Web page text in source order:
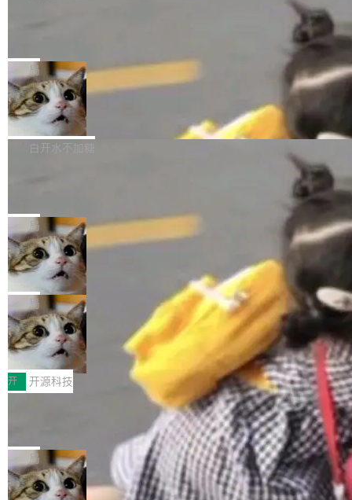
质的最低采样率）的音频格式将被拒绝 修复了 C
SS 圆角虚线样式中可能存在的问题 如果表单中
的图像元素不在同一个子树中，则它们将不再关
联 加...
最强的若干项。对于尚未正式发版的 PG 19，则
通过拉取过去一年内（从 PG 18 Beta1 时间点
至今）的所有 commit，同样交由 AI 分析提炼。
经过人工复核，准确度令人满意。这一方法也为
社区爱好者提供了高效跟踪新版本的思路。
维护工作一直与我的日常工作、家务、社交生活
和休闲娱乐竞争时间。" 这是 libexpat 维护者 S
ebastian Pipping 写在博客里的话。8 月 4 日，
他宣布了一个新消息：从 2026 年 8 月 1 日起，
他可以全职维护 libexpat 了，最长 6 个月。发
库之一。你的操作系统、浏览器、无数的基础设
施软件，很可能都在用它。而过去十年，维护它
的人一直在用业余...
局
Firefox 153.0.3 发布
Firefox 153.0.3 现已发布，具体更新内容如
下： New Smart Window 包含多项增强功能：
gi?id=2019042">Bug&nbsp;2019042</a>）</l
i> <li>现在，助手可以直接使用 Exa 的网络搜索
结果回答问题，而无需将问题转交给搜索引擎。
（<a href="https://bugzilla.mozilla.org/show_
bug.cgi?id=204...
白开水不加糖
的 npm 包。项目的核心论点是：容器不适合 Ag
ent 计算。真正适合的，是 Isolate。 Cloudflare
工程师在这件事上没什么可谦虚的——他们用 W
orkers 跑了十年 Isolate。用 CEO Matthew Pri
nce 的话说：「我们一生都在用 Isolate 运行代
码，而 AI Agent 不需要容器，它们需要的是 Iso
late。」 容器为什么不合适 容器的问题在于启动
和销毁都太重了。一个 Agent 要执行的任务可能
只需要几毫秒的 CPU 时间，但容器从冷启动到
就绪要花数秒。如果未来有十...
局
OpenAI 公开邮件和聊天记录回应苹果
诉讼，称“Apple is getting this wron
g”
上个月，苹果一纸诉状把 OpenAI 告上法庭，指
控其挖角苹果前员工并窃取商业秘密。苹果的诉
状把 OpenAI 描述成一个系统性地从前东家挖
人、套取机密信息的对手。 OpenAI 没发律师
函，也没选择庭外沉默。它在官网贴了一篇博
文，标题只有六个字：Apple is getting this wro
ng。 然后，它把邮件往来和 iMessage 聊天记
录全贴了出来。 他发错人了 苹果外部律师 Gabr
iel Gross 来自 Weil 律所，2 月 23 日下午 5:53
给 OpenAI 总法律顾问 Che Chang 发了封邮
件，附了一封长信，要求 OpenAI 配合调查前苹
果员工带走机密信...
局
HUAWEI MatePad Edge上架WorkBu
ddy鸿蒙PC版，说话就能干活的AI办公
搭子
全能AI工作台WorkBuddy鸿蒙PC版上架HUAWE
I MatePad Edge应用市场，直接下载即可使
用，与鸿蒙电脑上的体验一致。值得一提的是，
这是目前市面上唯一支持平板接入WorkBuddy P
C版的产品，搭载“人机双写”重磅功能——你写
你的，AI写AI的，同屏协作互不干扰。一句话让
AI帮你干活，现在开启全新体验！ 温馨提示：
体验WorkBuddy鸿蒙PC版前，请将 HUAWEI M
开 开源科技
FFmpeg 9.0 发布：代号“Lei”，以此纪
全球知名开源多媒体框架 FFmpeg 今天正式发
布了 9.0 版本。这个版本除了带来新一代音视频
处理能力和硬件加速支持之外，还有一个特殊之
处：FFmpeg 9.0 的代号是“Lei”。 这个名字，
局
亚马逊成本失控：AI 写代码烧掉 1215